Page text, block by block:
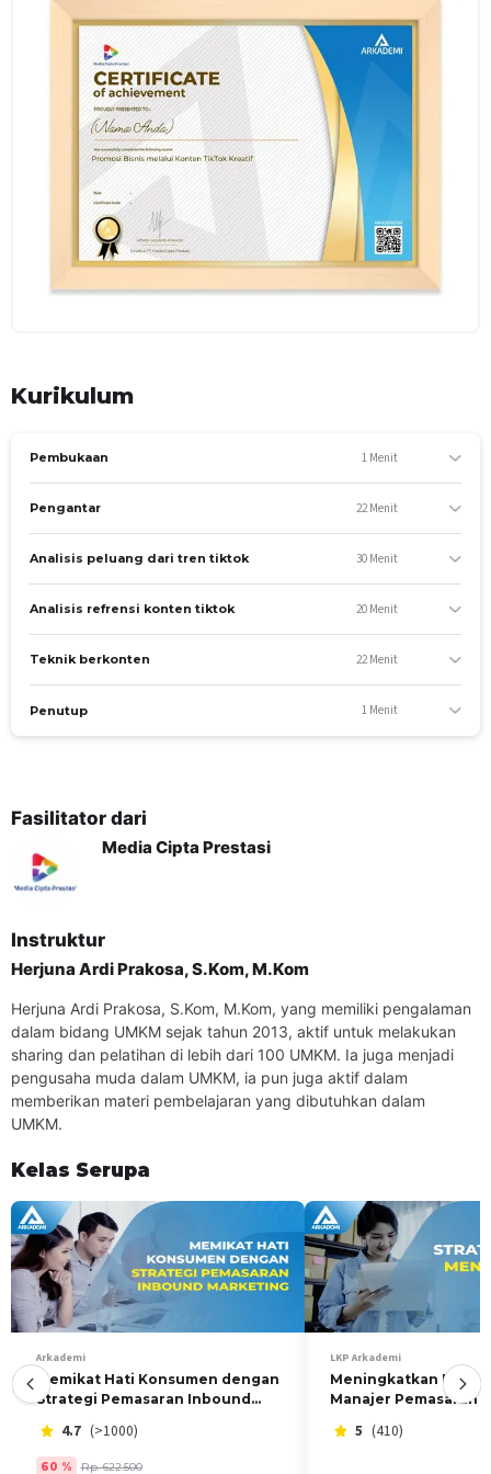
tepat untuk pebisnis pemula maupun yang sudah
eksis
Analisis Peluang & Trend tiktok
Analisis Refrensi kontent tiktok
Target Pasar dalam kontent tiktok
Teknik Berkonten
Hal-hal mengenai endorse
UNTUK SIAPA KELAS INI
UMKM
Periklanan
DURASI AKSES MASUK KE KELAS
Siswa akan mendapatkan akses masuk kelas selama 30
Hari
TENTANG LEMBAGA & PENGAJAR
tahun 2015 di bidang pendidikan karakter, life skills dan
training corporate. Kami memiliki pengajar yang
pembelajaran dengan pendekatan psikologi disetiap
pelatihan dan event. Kami juga hadir untuk menjawab
Kurikulum
Pembukaan 1 Menit
Pengantar 22 Menit
Analisis peluang dari tren tiktok 30 Menit
Analisis refrensi konten tiktok 20 Menit
Teknik berkonten 22 Menit
Penutup 1 Menit
Fasilitator dari
Media Cipta Prestasi
Instruktur
Herjuna Ardi Prakosa, S.Kom, M.Kom
Herjuna Ardi Prakosa, S.Kom, M.Kom, yang memiliki pengalaman
dalam bidang UMKM sejak tahun 2013, aktif untuk melakukan
sharing dan pelatihan di lebih dari 100 UMKM. Ia juga menjadi
pengusaha muda dalam UMKM, ia pun juga aktif dalam
memberikan materi pembelajaran yang dibutuhkan dalam
UMKM.
Kelas Serupa
Arkademi
Memikat Hati Konsumen dengan
Strategi Pemasaran Inbound
4.7 (>1000)
60 % Rp. 622.500
LKP Arkademi
Meningkatkan
Manajer Pemasaran
5 (410)